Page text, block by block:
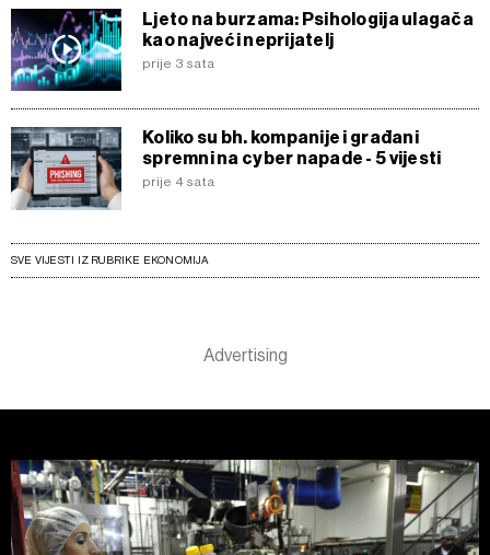
Ljeto na burzama: Psihologija ulagača
kao najveći neprijatelj
prije 3 sata
Koliko su bh. kompanije i građani
spremni na cyber napade - 5 vijesti
prije 4 sata
SVE VIJESTI IZ RUBRIKE EKONOMIJA